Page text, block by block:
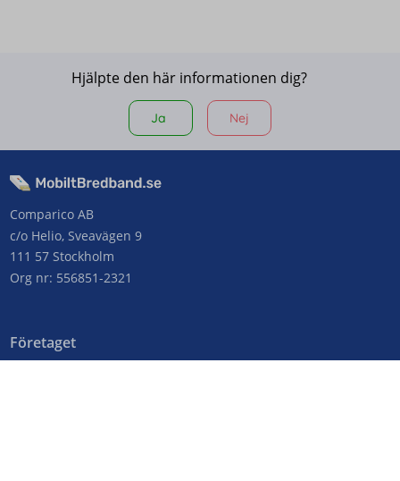
Hjälpte den här informationen dig?
Ja Nej
Comparico AB
c/o Helio, Sveavägen 9
111 57 Stockholm
Org nr: 556851-2321
Företaget